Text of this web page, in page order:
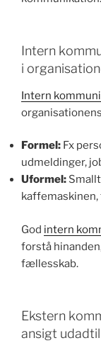
Intern
i
Intern
Formel: Fx
udmeldinger,
Uformel:
God intern
forstå
fællesskab.
Ekstern
ansigt udadtil